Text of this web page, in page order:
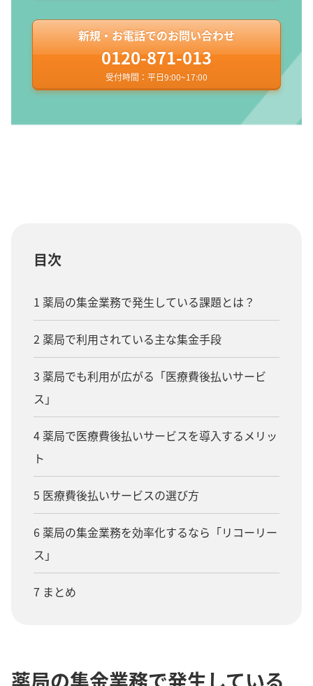
新規・お電話でのお問い合わせ
0120-871-013
受付時間：平日9:00~17:00
目次
1 薬局の集金業務で発生している課題とは？
2 薬局で利用されている主な集金手段
3 薬局でも利用が広がる「医療費後払いサービ
ス」
4 薬局で医療費後払いサービスを導入するメリッ
ト
5 医療費後払いサービスの選び方
6 薬局の集金業務を効率化するなら「リコーリー
ス」
7 まとめ
薬局の集金業務で発生している